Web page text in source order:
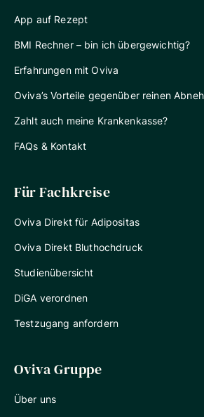
App auf Rezept
BMI Rechner – bin ich übergewichtig?
Erfahrungen mit Oviva
Oviva’s Vorteile gegenüber reinen
Zahlt auch meine Krankenkasse?
FAQs & Kontakt
Für Fachkreise
Oviva Direkt für Adipositas
Oviva Direkt Bluthochdruck
Studienübersicht
DiGA verordnen
Testzugang anfordern
Oviva Gruppe
Über uns